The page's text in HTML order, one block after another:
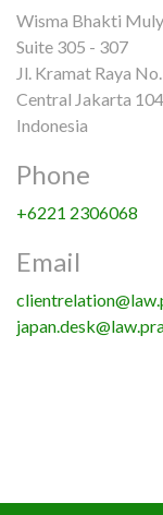
Wisma Bhakti
Suite 305 - 307
Jl. Kramat Raya
Central Jakarta
Indonesia
Phone
+6221 2306068
Email